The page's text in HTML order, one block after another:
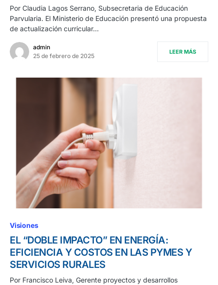
Por Claudia Lagos Serrano, Subsecretaria de Educación
Parvularia. El Ministerio de Educación presentó una propuesta
de actualización curricular…
admin
25 de febrero de 2025
LEER MÁS
Visiones
EL “DOBLE IMPACTO” EN ENERGÍA:
EFICIENCIA Y COSTOS EN LAS PYMES Y
SERVICIOS RURALES
Por Francisco Leiva, Gerente proyectos y desarrollos